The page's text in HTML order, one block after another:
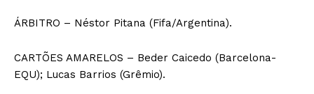
ÁRBITRO – Néstor Pitana (Fifa/Argentina).
CARTÕES AMARELOS – Beder Caicedo (Barcelona-
EQU); Lucas Barrios (Grêmio).